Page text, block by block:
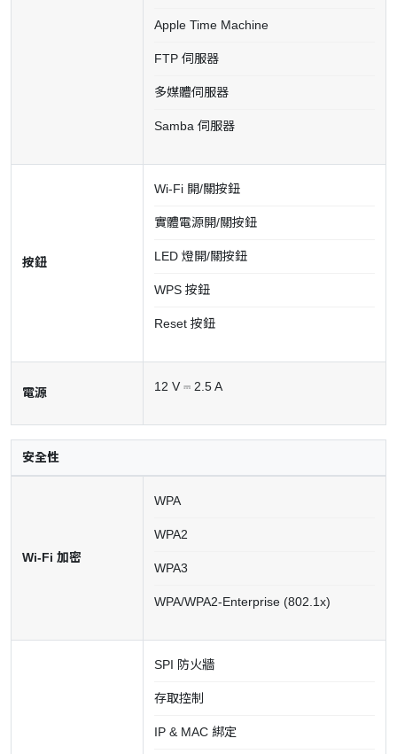
Apple Time Machine
FTP 伺服器
多媒體伺服器
Samba 伺服器
按鈕
Wi-Fi 開/關按鈕
實體電源開/關按鈕
LED 燈開/關按鈕
WPS 按鈕
Reset 按鈕
電源 12 V ⎓ 2.5 A
安全性
Wi-Fi 加密
WPA
WPA2
WPA3
WPA/WPA2-Enterprise (802.1x)
SPI 防火牆
存取控制
IP & MAC 綁定